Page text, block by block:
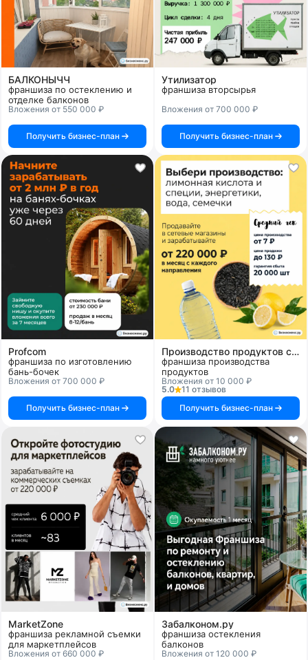
БАЛКОНЫЧЧ
франшиза по остеклению и
отделке балконов
Вложения от 550 000 ₽
Получить бизнес-план
Утилизатор
франшиза вторсырья
Вложения от 700 000 ₽
Получить бизнес-план
Profcom
франшиза по изготовлению
бань-бочек
Вложения от 700 000 ₽
Получить бизнес-план
Производство продуктов с гарантией сбыта
франшиза производства
продуктов
Вложения от 10 000 ₽
5.0
11 отзывов
Получить бизнес-план
MarketZone
франшиза рекламной съемки
для маркетплейсов
Вложения от 660 000 ₽
Забалконом.ру
франшиза остекления
балконов
Вложения от 120 000 ₽